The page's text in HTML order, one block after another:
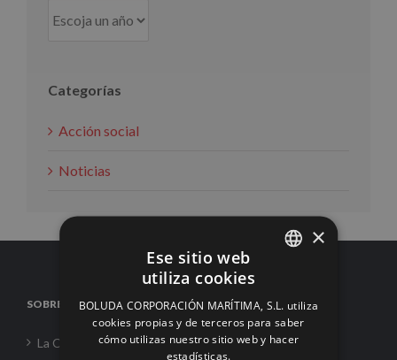
Categorías
Acción social
Noticias
SOBRE NOSOTROS
La Corporación
ENGLISH
FRENCH
×
Ese sitio web
utiliza cookies
BOLUDA CORPORACIÓN MARÍTIMA, S.L. utiliza
cookies propias y de terceros para saber
cómo utilizas nuestro sitio web y hacer
estadísticas.